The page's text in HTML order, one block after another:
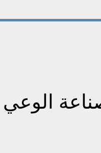
الوعي